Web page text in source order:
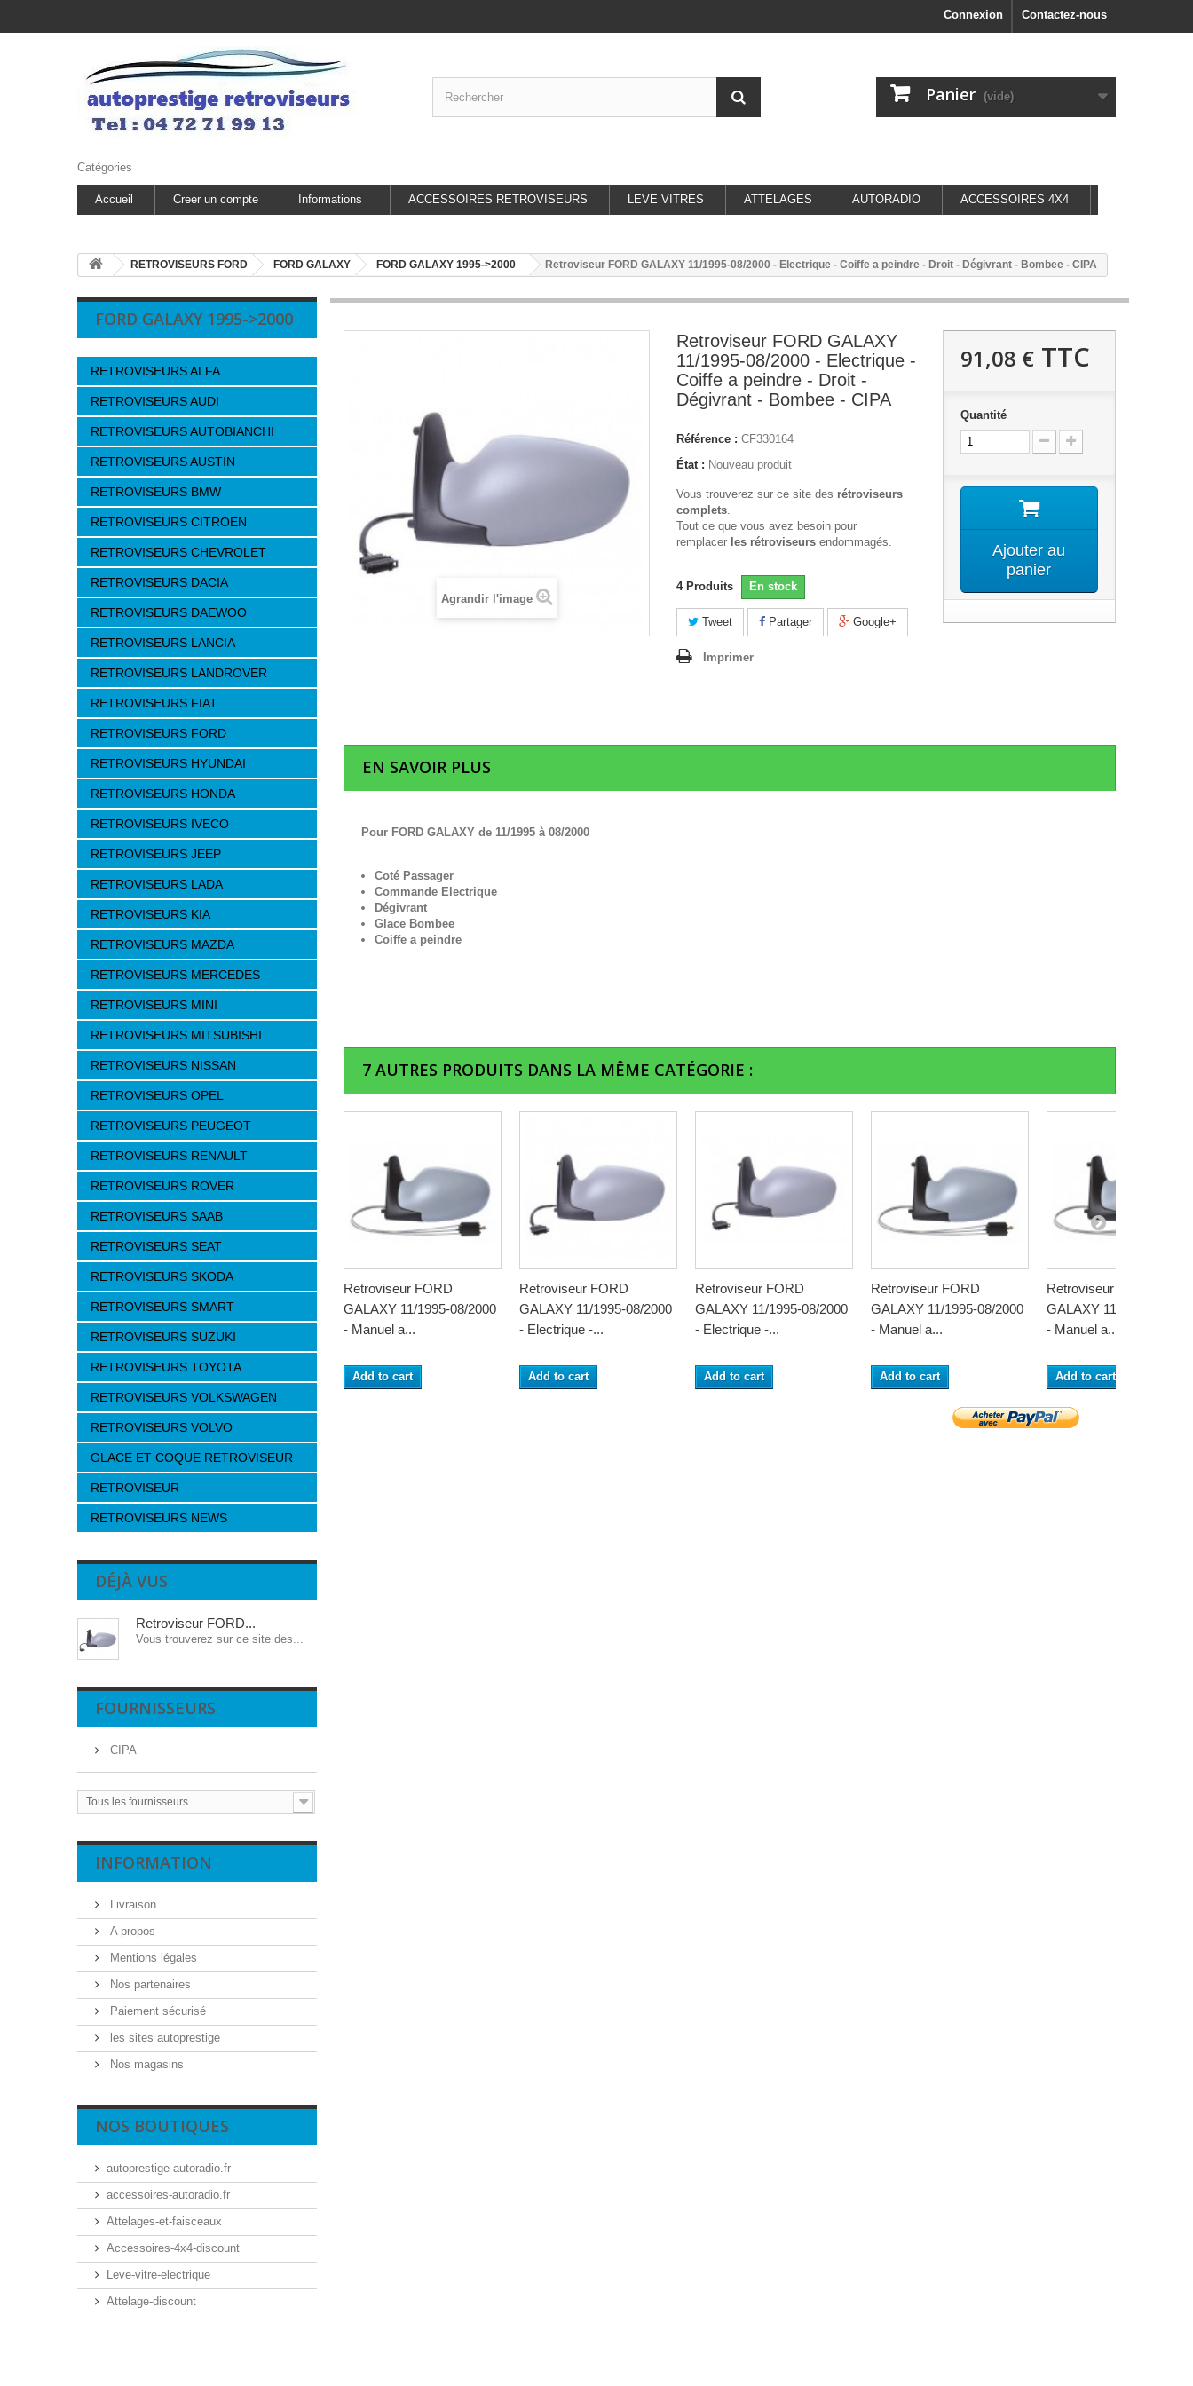
Contactez-nous
Connexion
Panier (vide)
Catégories
Accueil Creer un compte Informations ACCESSOIRES RETROVISEURS LEVE VITRES ATTELAGES AUTORADIO ACCESSOIRES 4X4
RETROVISEURS FORD FORD GALAXY FORD GALAXY 1995->2000 Retroviseur FORD GALAXY 11/1995-08/2000 - Electrique - Coiffe a peindre - Droit - Dégivrant - Bombee - CIPA
FORD GALAXY 1995->2000
RETROVISEURS ALFA
RETROVISEURS AUDI
RETROVISEURS AUTOBIANCHI
RETROVISEURS AUSTIN
RETROVISEURS BMW
RETROVISEURS CITROEN
RETROVISEURS CHEVROLET
RETROVISEURS DACIA
RETROVISEURS DAEWOO
RETROVISEURS LANCIA
RETROVISEURS LANDROVER
RETROVISEURS FIAT
RETROVISEURS FORD
RETROVISEURS HYUNDAI
RETROVISEURS HONDA
RETROVISEURS IVECO
RETROVISEURS JEEP
RETROVISEURS LADA
RETROVISEURS KIA
RETROVISEURS MAZDA
RETROVISEURS MERCEDES
RETROVISEURS MINI
RETROVISEURS MITSUBISHI
RETROVISEURS NISSAN
RETROVISEURS OPEL
RETROVISEURS PEUGEOT
RETROVISEURS RENAULT
RETROVISEURS ROVER
RETROVISEURS SAAB
RETROVISEURS SEAT
RETROVISEURS SKODA
RETROVISEURS SMART
RETROVISEURS SUZUKI
RETROVISEURS TOYOTA
RETROVISEURS VOLKSWAGEN
RETROVISEURS VOLVO
GLACE ET COQUE RETROVISEUR
RETROVISEUR
RETROVISEURS NEWS
DÉJÀ VUS
Retroviseur FORD...
Vous trouverez sur ce site des...
FOURNISSEURS
CIPA
Tous les fournisseurs
INFORMATION
Livraison
A propos
Mentions légales
Nos partenaires
Paiement sécurisé
les sites autoprestige
Nos magasins
NOS BOUTIQUES
autoprestige-autoradio.fr
accessoires-autoradio.fr
Attelages-et-faisceaux
Accessoires-4x4-discount
Leve-vitre-electrique
Attelage-discount
Agrandir l'image
Retroviseur FORD GALAXY
11/1995-08/2000 - Electrique -
Coiffe a peindre - Droit -
Dégivrant - Bombee - CIPA
Référence : CF330164
État : Nouveau produit
Vous trouverez sur ce site des rétroviseurs
complets.
Tout ce que vous avez besoin pour
remplacer les rétroviseurs endommagés.
4 Produits En stock
Tweet Partager Google+
Imprimer
91,08 €TTC
Quantité
Ajouter au
panier
EN SAVOIR PLUS
Pour FORD GALAXY de 11/1995 à 08/2000
Coté Passager
Commande Electrique
Dégivrant
Glace Bombee
Coiffe a peindre
7 AUTRES PRODUITS DANS LA MÊME CATÉGORIE :
Retroviseur FORD
GALAXY 11/1995-08/2000
- Manuel a...
Add to cart
Retroviseur FORD
GALAXY 11/1995-08/2000
- Electrique -...
Add to cart
Retroviseur FORD
GALAXY 11/1995-08/2000
- Electrique -...
Add to cart
Retroviseur FORD
GALAXY 11/1995-08/2000
- Manuel a...
Add to cart
Retroviseur FORD
GALAXY 11/1995-08/
- Manuel a...
Add to cart